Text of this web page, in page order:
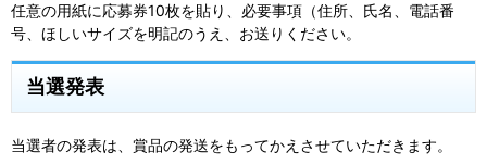
任意の用紙に応募券10枚を貼り、必要事項（住所、氏名、電話番
号、ほしいサイズを明記のうえ、お送りください。
当選発表
当選者の発表は、賞品の発送をもってかえさせていただきます。